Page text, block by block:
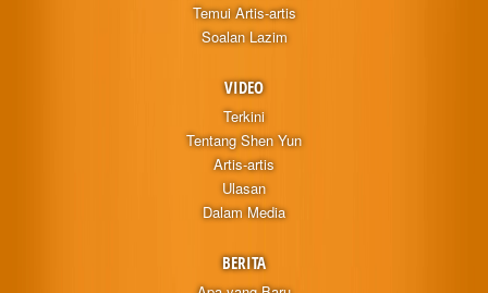
Temui Artis-artis
Soalan Lazim
VIDEO
Terkini
Tentang Shen Yun
Artis-artis
Ulasan
Dalam Media
BERITA